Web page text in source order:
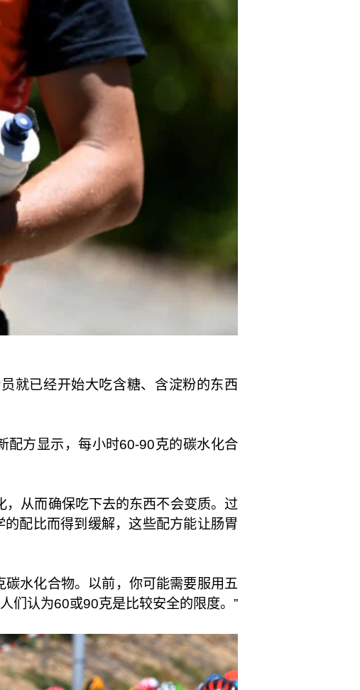
就已经开始大吃含糖、含淀粉的东西
配方显示，每小时60-90克的碳水化合
从而确保吃下去的东西不会变质。过
配比而得到缓解，这些配方能让肠胃
水化合物。以前，你可能需要服用五
们认为60或90克是比较安全的限度。”